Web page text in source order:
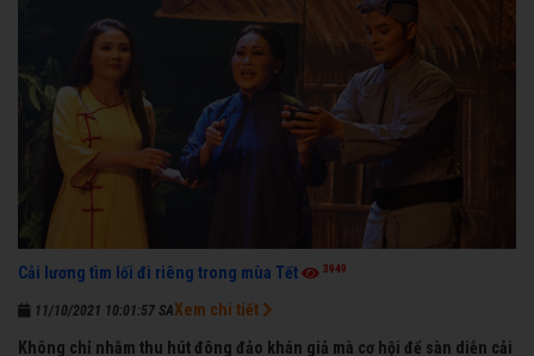
Cải lương tìm lối đi riêng trong mùa Tết 3949
11/10/2021 10:01:57 SA
Không chỉ nhằm thu hút đông đảo khán giả mà cơ hội để sàn diễn cải
Xem chi tiết